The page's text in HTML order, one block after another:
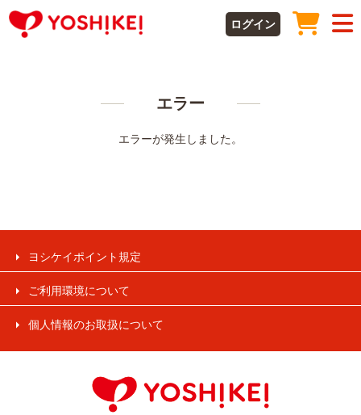
ログイン
エラー
エラーが発生しました。
ヨシケイポイント規定
ご利用環境について
個人情報のお取扱について